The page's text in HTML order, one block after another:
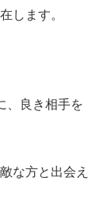
します。
、良き相手を
な方と出会え